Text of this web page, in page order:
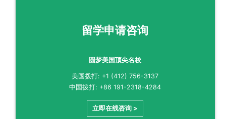
留学申请咨询
圆梦美国顶尖名校
美国拨打: +1 (412) 756-3137
中国拨打: +86 191-2318-4284
立即在线咨询 >